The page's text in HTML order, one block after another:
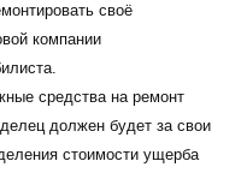
своё
компании
средства на ремонт
должен будет за свои
стоимости ущерба